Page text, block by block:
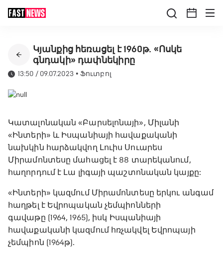
Կյանքից հեռացել է 1960թ. «Ոսկե
գնդակի» դափնեկիրը
13:50 / 09.07.2023 •Ֆուտբոլ
Կատալոնական «Բարսելոնայի», Միլանի
«Ինտերի» և Իսպանիայի հավաքականի
նախկին հարձակվող Լուիս Սուարես
Միրամոնտեսը մահացել է 88 տարեկանում,
հաղորդում է Լա լիգայի պաշտոնական կայքը:
«Ինտերի» կազմում Միրամոնտեսը երկու անգամ
հաղթել է Եվրոպական չեմպիոնների
գավաթը (1964, 1965), իսկ Իսպանիայի
հավաքականի կազմում հռչակվել Եվրոպայի
չեմպիոն (1964թ).